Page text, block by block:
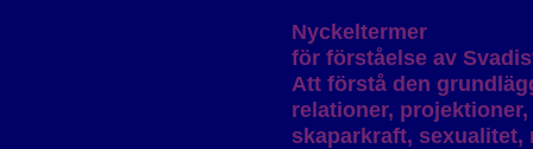
Nyckeltermer
för förståelse av
Att förstå den
relationer,
skaparkraft, sexualitet,